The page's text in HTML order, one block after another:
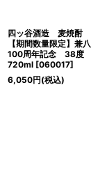
四ッ谷酒造 麦焼酎
【期間数量限定】兼八
100周年記念 38度
720ml [060017]
6,050円(税込)